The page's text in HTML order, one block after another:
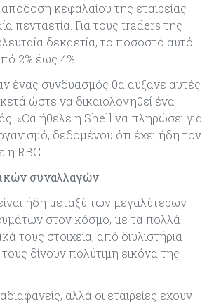
κεφαλαίου της εταιρείας
πενταετία. Για τους traders της
δεκαετία, το ποσοστό αυτό
2% έως 4%.
ένας συνδυασμός θα αύξανε αυτές
ώστε να δικαιολογηθεί ένα
«Θα ήθελε η Shell να πληρώσει για
δεδομένου ότι έχει ήδη τον
η RBC.
συναλλαγών
ήδη μεταξύ των μεγαλύτερων
στον κόσμο, με τα πολλά
τους στοιχεία, από διυλιστήρια
δίνουν πολύτιμη εικόνα της
αλλά οι εταιρείες έχουν